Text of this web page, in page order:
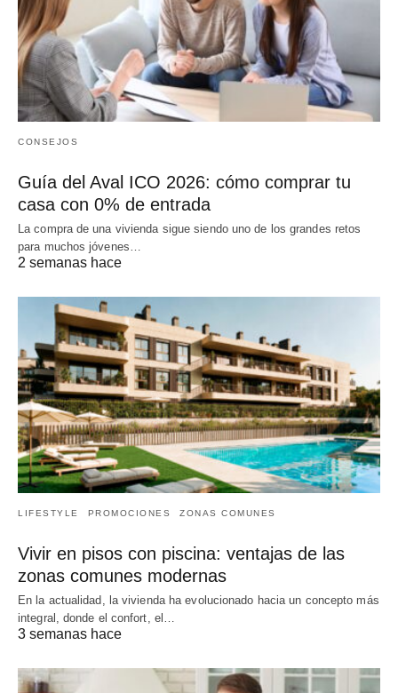
CONSEJOS
Guía del Aval ICO 2026: cómo comprar tu
casa con 0% de entrada
La compra de una vivienda sigue siendo uno de los grandes retos
para muchos jóvenes…
2 semanas hace
LIFESTYLE PROMOCIONES ZONAS COMUNES
Vivir en pisos con piscina: ventajas de las
zonas comunes modernas
En la actualidad, la vivienda ha evolucionado hacia un concepto más
integral, donde el confort, el…
3 semanas hace